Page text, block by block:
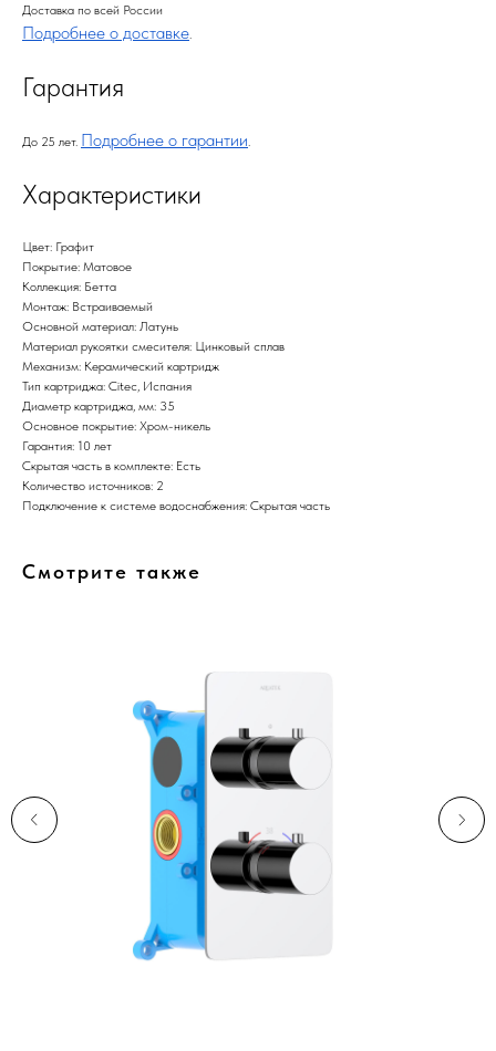
Доставка по всей России
Подробнее о доставке.
Гарантия
До 25 лет. Подробнее о гарантии.
Характеристики
Цвет: Графит
Покрытие: Матовое
Коллекция: Бетта
Монтаж: Встраиваемый
Основной материал: Латунь
Материал рукоятки смесителя: Цинковый сплав
Механизм: Керамический картридж
Тип картриджа: Citec, Испания
Диаметр картриджа, мм: 35
Основное покрытие: Хром-никель
Гарантия: 10 лет
Скрытая часть в комплекте: Есть
Количество источников: 2
Подключение к системе водоснабжения: Скрытая часть
Смотрите также